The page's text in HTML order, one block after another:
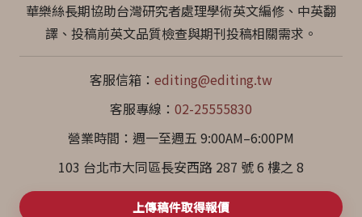
華樂絲長期協助台灣研究者處理學術英文編修、中英翻
譯、投稿前英文品質檢查與期刊投稿相關需求。
客服信箱： editing@editing.tw
客服專線： 02-25555830
營業時間：週一至週五 9:00AM–6:00PM
103 台北市大同區長安西路 287 號 6 樓之 8
上傳稿件取得報價